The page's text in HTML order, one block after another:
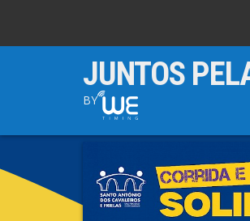
JUNTOS
BY